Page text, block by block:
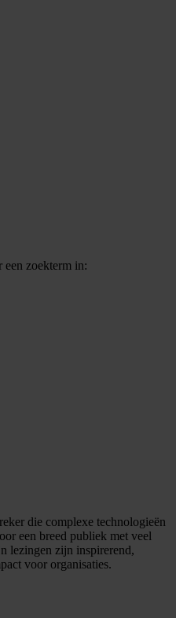
een zoekterm in:
die complexe technologieën
een breed publiek met veel
lezingen zijn inspirerend,
voor organisaties.